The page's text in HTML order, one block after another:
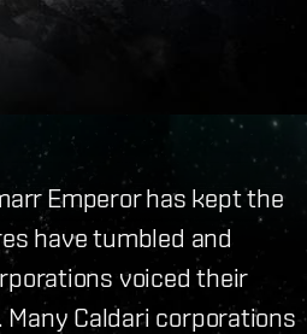
Emperor has kept the
have tumbled and
voiced their
Caldari corporations